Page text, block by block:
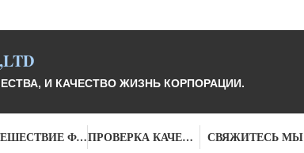
И КАЧЕСТВО ЖИЗНЬ КОРПОРАЦИИ.
ПУТЕШЕСТВИЕ ФАБРИКИ ПРОВЕРКА КАЧЕСТВА СВЯЖИТЕСЬ МЫ